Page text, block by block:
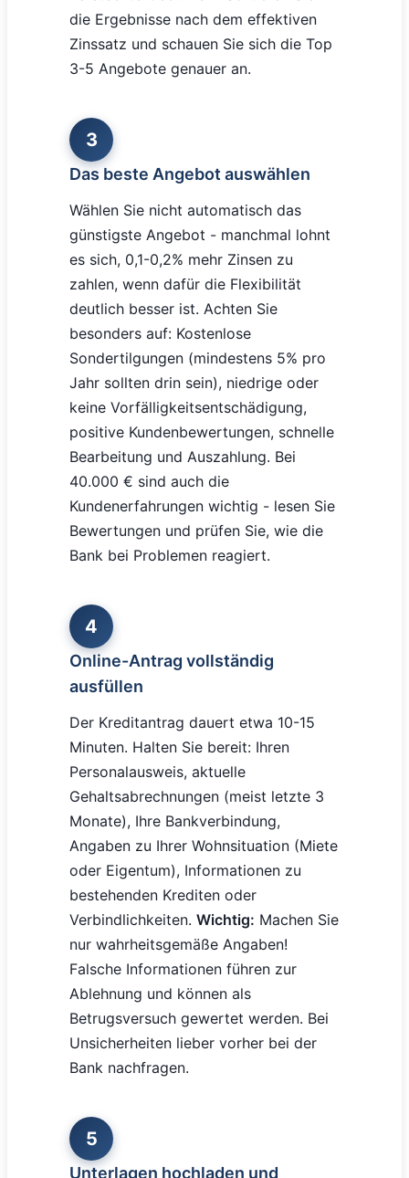
die Ergebnisse nach dem effektiven
Zinssatz und schauen Sie sich die Top
3-5 Angebote genauer an.
3
Das beste Angebot auswählen
Wählen Sie nicht automatisch das
günstigste Angebot - manchmal lohnt
es sich, 0,1-0,2% mehr Zinsen zu
zahlen, wenn dafür die Flexibilität
deutlich besser ist. Achten Sie
besonders auf: Kostenlose
Sondertilgungen (mindestens 5% pro
Jahr sollten drin sein), niedrige oder
keine Vorfälligkeitsentschädigung,
positive Kundenbewertungen, schnelle
Bearbeitung und Auszahlung. Bei
40.000 € sind auch die
Kundenerfahrungen wichtig - lesen Sie
Bewertungen und prüfen Sie, wie die
Bank bei Problemen reagiert.
4
Online-Antrag vollständig
ausfüllen
Der Kreditantrag dauert etwa 10-15
Minuten. Halten Sie bereit: Ihren
Personalausweis, aktuelle
Gehaltsabrechnungen (meist letzte 3
Monate), Ihre Bankverbindung,
Angaben zu Ihrer Wohnsituation (Miete
oder Eigentum), Informationen zu
bestehenden Krediten oder
Verbindlichkeiten. Wichtig: Machen Sie
nur wahrheitsgemäße Angaben!
Falsche Informationen führen zur
Ablehnung und können als
Betrugsversuch gewertet werden. Bei
Unsicherheiten lieber vorher bei der
Bank nachfragen.
5
Unterlagen hochladen und